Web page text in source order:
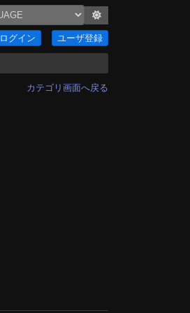
ログイン ユーザ登録
カテゴリ画面へ戻る